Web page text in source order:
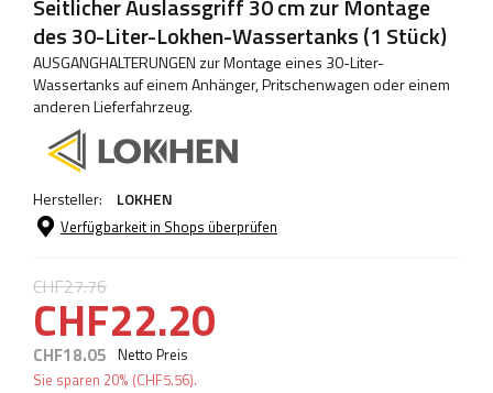
Seitlicher Auslassgriff 30 cm zur Montage
des 30-Liter-Lokhen-Wassertanks (1 Stück)
AUSGANGHALTERUNGEN zur Montage eines 30-Liter-
Wassertanks auf einem Anhänger, Pritschenwagen oder einem
anderen Lieferfahrzeug.
Hersteller: LOKHEN
Verfügbarkeit in Shops überprüfen
CHF27.76
CHF22.20
CHF18.05 Netto Preis
Sie sparen 20% (CHF5.56).